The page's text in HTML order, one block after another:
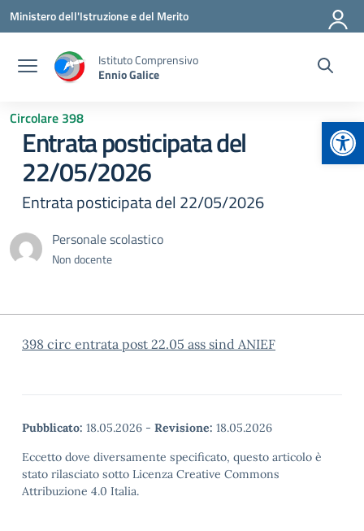
Vai ai contenuti
Vai al menu di navigazione
Vai al footer
Ministero dell'Istruzione e del Merito
Istituto Comprensivo
Ennio Galice
Circolare 398
Entrata posticipata del
22/05/2026
Entrata posticipata del 22/05/2026
Personale scolastico
Non docente
398 circ entrata post 22.05 ass sind ANIEF
Pubblicato: 18.05.2026 - Revisione: 18.05.2026
Eccetto dove diversamente specificato, questo articolo è
stato rilasciato sotto Licenza Creative Commons
Attribuzione 4.0 Italia.